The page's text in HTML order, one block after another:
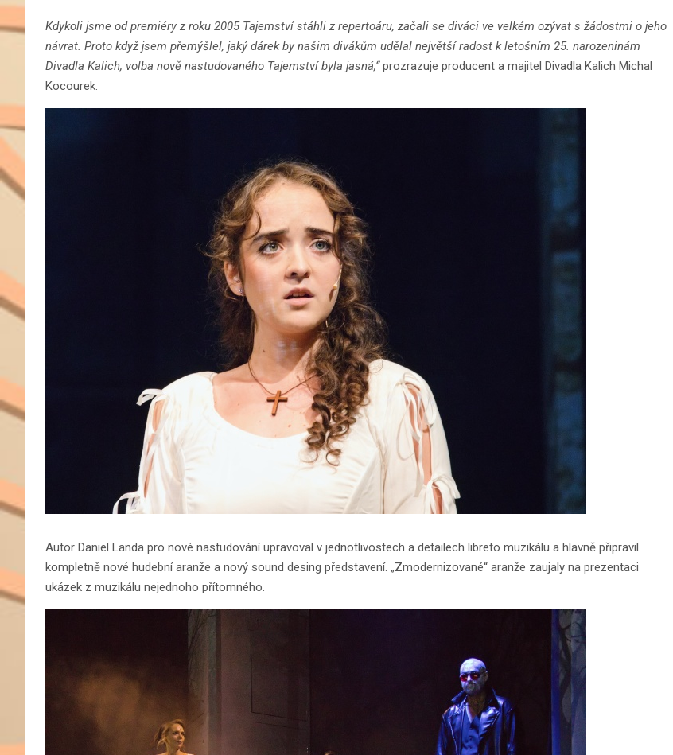
Kdykoli jsme od premiéry z roku 2005 Tajemství stáhli z repertoáru, začali se diváci ve velkém ozývat s žádostmi o jeho
návrat. Proto když jsem přemýšlel, jaký dárek by našim divákům udělal největší radost k letošním 25. narozeninám
Divadla Kalich, volba nově nastudovaného Tajemství byla jasná,“prozrazuje producent a majitel Divadla Kalich Michal
Kocourek.
Autor Daniel Landa pro nové nastudování upravoval v jednotlivostech a detailech libreto muzikálu a hlavně připravil
kompletně nové hudební aranže a nový sound desing představení. „Zmodernizované“ aranže zaujaly na prezentaci
ukázek z muzikálu nejednoho přítomného.